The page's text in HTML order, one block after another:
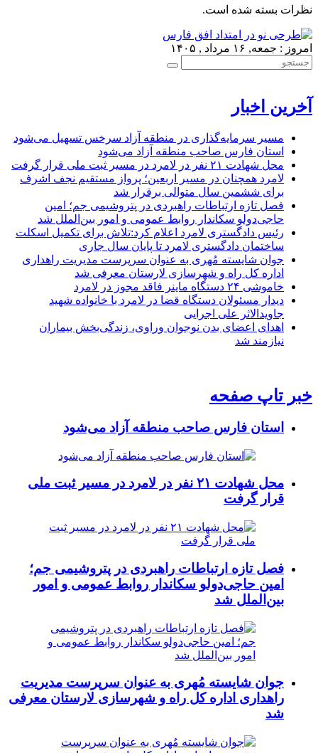
نظرات بسته شده است.
امروز : جمعه, ۱۶ مرداد , ۱۴۰۵
آخرین اخبار
مسیر سرمایه‌گذاری در منطقه آزاد سرخس تسهیل می‌شود
استان فارس صاحب منطقه آزاد می‌شود
محل شهادت ۲۱ نفر در لامرد در مسیر ثبت ملی قرار گرفت
لامرد همچنان در مسیر اربعین؛ پرواز مستقیم نجف اشرف
برای ششمین سال متوالی برقرار شد
فصل تازه ارتباطات راهبردی در پتروشیمی جم؛ امین
حاجی‌دولو سکاندار روابط عمومی و امور بین‌الملل شد
رئیس دادگستری لامرد اعلام کرد:تلاش برای تکمیل اسکلت
ساختمان دادگستری لامرد تا پایان سال جاری
جوان شایسته مُهری به عنوان سرپرست مدیریت راهداری
اداره کل راه و شهرسازی لارستان معرفی شد
خاموشی ۲۴ دستگاه ماینر فاقد مجوز در لامرد
دیدار مسئولان دستگاه قضا در لامرد با خانواده شهید
جاویدالاثر علی اجرایی
اهدای اعضای بدن نوجوان وراوی، زندگی‌بخش بیماران
نیازمند شد
خبر تاپ صفحه
استان فارس صاحب منطقه آزاد می‌شود
محل شهادت ۲۱ نفر در لامرد در مسیر ثبت ملی
قرار گرفت
فصل تازه ارتباطات راهبردی در پتروشیمی جم؛
امین حاجی‌دولو سکاندار روابط عمومی و امور
بین‌الملل شد
جوان شایسته مُهری به عنوان سرپرست مدیریت
راهداری اداره کل راه و شهرسازی لارستان معرفی
شد